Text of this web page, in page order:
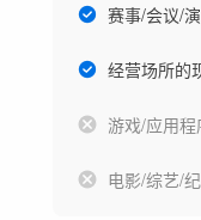
赛事/会议/
经营场所的
游戏/应用
电影/综艺/